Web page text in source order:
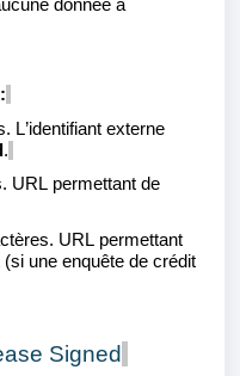
donnée à
:
L’identifiant externe
.
URL permettant de
URL permettant
une enquête de crédit
Signed